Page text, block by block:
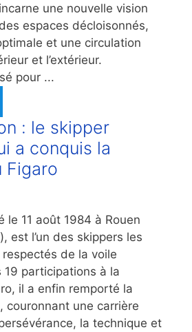
une nouvelle vision
espaces décloisonnés,
et une circulation
et l’extérieur.
pour ...
: le skipper
a conquis la
Figaro
le 11 août 1984 à Rouen
est l’un des skippers les
de la voile
19 participations à la
il a enfin remporté la
couronnant une carrière
la technique et